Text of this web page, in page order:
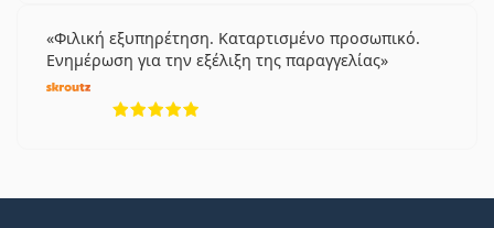
Φιλική εξυπηρέτηση. Καταρτισμένο προσωπικό.
Ενημέρωση για την εξέλιξη της παραγγελίας